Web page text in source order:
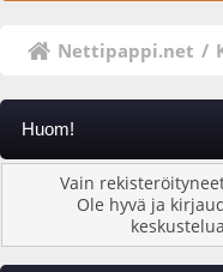
Nettipappi.net /
Huom!
Vain
Ole hyvä ja